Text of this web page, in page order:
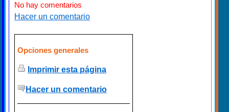
No hay comentarios
Hacer un comentario
Opciones generales
Imprimir esta página
Hacer un comentario